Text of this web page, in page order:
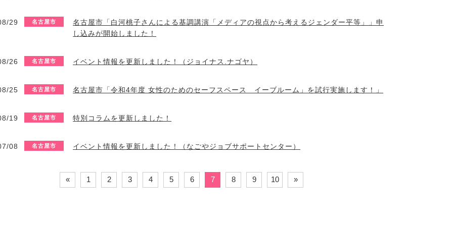
29 名古屋市
名古屋市「白河桃子さんによる基調講演「メディアの視点から考えるジェンダー平等」」申
し込みが開始しました！
26 名古屋市 イベント情報を更新しました！（ジョイナス.ナゴヤ）
25 名古屋市 名古屋市「令和4年度 女性のためのセーフスペース イーブルーム」を試行実施します！」
19 名古屋市 特別コラムを更新しました！
08 名古屋市 イベント情報を更新しました！（なごやジョブサポートセンター）
« 1 2 3 4 5 6 7 8 9 10 »